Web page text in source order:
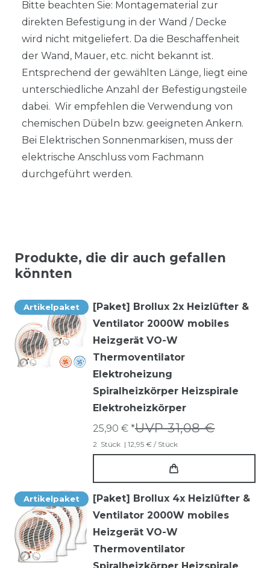
Bitte beachten Sie: Montagematerial zur
direkten Befestigung in der Wand / Decke
wird nicht mitgeliefert. Da die Beschaffenheit
der Wand, Mauer, etc. nicht bekannt ist.
Entsprechend der gewählten Länge, liegt eine
unterschiedliche Anzahl der Befestigungsteile
dabei. Wir empfehlen die Verwendung von
chemischen Dübeln bzw. geeigneten Ankern.
Bei Elektrischen Sonnenmarkisen, muss der
elektrische Anschluss vom Fachmann
durchgeführt werden.
Produkte, die dir auch gefallen
könnten
Artikelpaket
[Paket] Brollux 2x Heizlüfter &
Ventilator 2000W mobiles
Heizgerät VO-W
Thermoventilator
Elektroheizung
Spiralheizkörper Heizspirale
Elektroheizkörper
UVP 31,08 €
25,90 € *
2 Stück | 12,95 € / Stück
Artikelpaket
[Paket] Brollux 4x Heizlüfter &
Ventilator 2000W mobiles
Heizgerät VO-W
Thermoventilator